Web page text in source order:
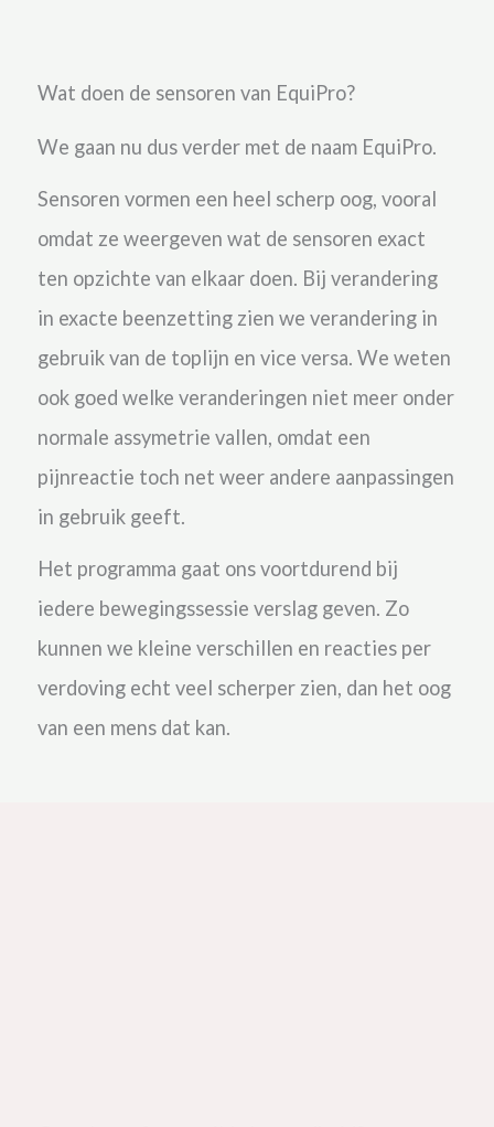
Wat doen de sensoren van EquiPro?
We gaan nu dus verder met de naam EquiPro.
Sensoren vormen een heel scherp oog, vooral
omdat ze weergeven wat de sensoren exact
ten opzichte van elkaar doen. Bij verandering
in exacte beenzetting zien we verandering in
gebruik van de toplijn en vice versa. We weten
ook goed welke veranderingen niet meer onder
normale assymetrie vallen, omdat een
pijnreactie toch net weer andere aanpassingen
in gebruik geeft.
Het programma gaat ons voortdurend bij
iedere bewegingssessie verslag geven. Zo
kunnen we kleine verschillen en reacties per
verdoving echt veel scherper zien, dan het oog
van een mens dat kan.